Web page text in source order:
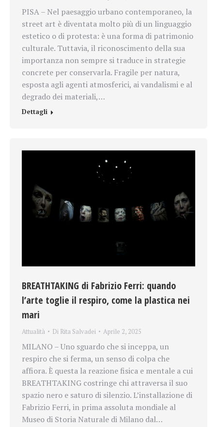
PISA – Nel paesaggio urbano contemporaneo, la
street art è diventata molto più di un linguaggio
estetico o di protesta: è una forma di patrimonio
culturale. Tuttavia, il riconoscimento della sua
importanza non sempre si traduce in strategie
concrete per conservarla. Fragile per natura,
esposta agli agenti atmosferici, ai vandalismi e al
degrado dei materiali,…
Dettagli
BREATHTAKING di Fabrizio Ferri: quando
l’arte toglie il respiro, come la plastica nei
mari
Attualità Di Rita Salvadei Aprile 2, 2025
MILANO – Uno sguardo che si inceppa, un
respiro che si ferma, un senso di colpa che
affiora. È questa la reazione fisica e mentale a cui
BREATHTAKING costringe chi attraversa il suo
spazio nero e saturo di silenzio. L’installazione di
Fabrizio Ferri, in prima assoluta mondiale al
Museo di Storia Naturale di Milano dal…